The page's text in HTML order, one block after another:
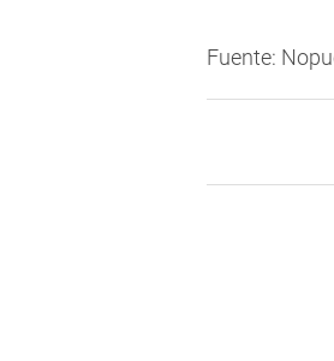
Fuente: